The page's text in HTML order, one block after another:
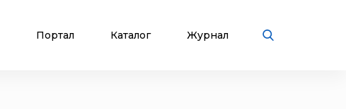
Портал Каталог Журнал